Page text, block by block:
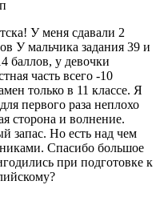
У меня сдавали 2
У мальчика задания 39 и
баллов, у девочки
часть всего -10
только в 11 классе. Я
первого раза неплохо
сторона и волнение.
запас. Но есть над чем
Спасибо большое
при подготовке к